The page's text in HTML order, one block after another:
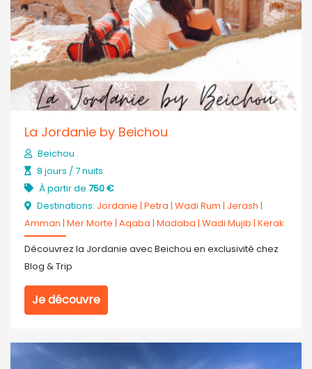
La Jordanie by Beichou
Beichou .
8 jours / 7 nuits
À partir de 750 €
Destinations: Jordanie | Petra | Wadi Rum | Jerash |
Amman | Mer Morte | Aqaba | Madaba | Wadi Mujib | Kerak
Découvrez la Jordanie avec Beichou en exclusivité chez
Blog & Trip
Je découvre